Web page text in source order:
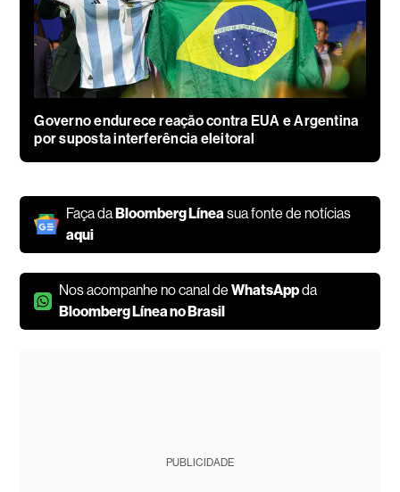
Governo endurece reação contra EUA e Argentina
por suposta interferência eleitoral
Faça daBloomberg Línea sua fonte de notícias
aqui
Nos acompanhe no canal deWhatsAppda
Bloomberg Línea no Brasil
PUBLICIDADE